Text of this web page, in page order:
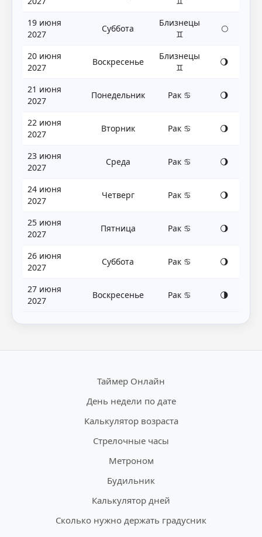
19 июня
2027
Суббота
Близнецы
♊
🌕
20 июня
2027
Воскресенье
Близнецы
♊
🌖
21 июня
2027
Понедельник Рак ♋ 🌖
22 июня
2027
Вторник Рак ♋ 🌖
23 июня
2027
Среда Рак ♋ 🌖
24 июня
2027
Четверг Рак ♋ 🌖
25 июня
2027
Пятница Рак ♋ 🌖
26 июня
2027
Суббота Рак ♋ 🌖
27 июня
2027
Воскресенье Рак ♋ 🌗
Таймер Онлайн
День недели по дате
Калькулятор возраста
Стрелочные часы
Метроном
Будильник
Калькулятор дней
Сколько нужно держать градусник